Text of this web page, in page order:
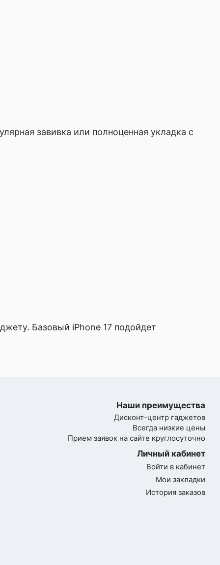
завивка или полноценная укладка с
Базовый iPhone 17 подойдет
Наши преимущества
Дисконт-центр гаджетов
Всегда низкие цены
Прием заявок на сайте круглосуточно
Личный кабинет
Войти в кабинет
Мои закладки
История заказов